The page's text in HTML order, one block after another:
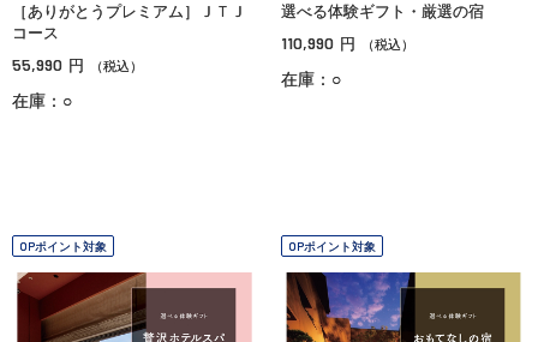
［ありがとうプレミアム］ＪＴＪ
コース
55,990 円 （税込）
在庫：○
選べる体験ギフト・厳選の宿
110,990 円 （税込）
在庫：○
OPポイント対象 OPポイント対象